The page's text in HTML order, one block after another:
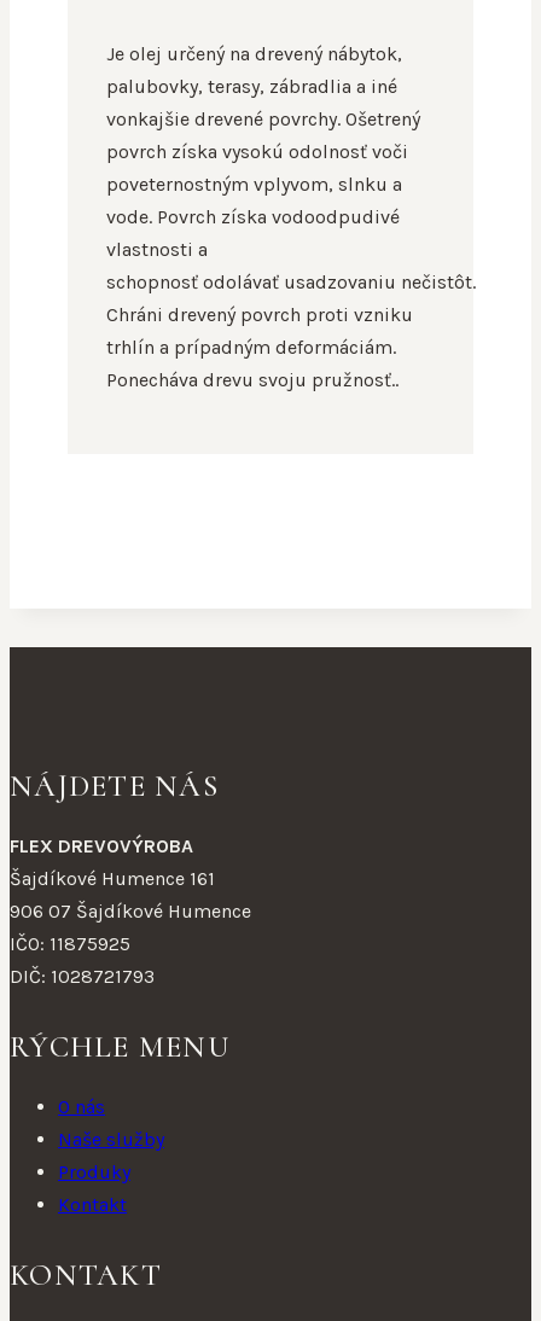
Je olej určený na drevený nábytok,
palubovky, terasy, zábradlia a iné
vonkajšie drevené povrchy. Ošetrený
povrch získa vysokú odolnosť voči
poveternostným vplyvom, slnku a
vode. Povrch získa vodoodpudivé
vlastnosti a
schopnosť odolávať usadzovaniu nečistôt.
Chráni drevený povrch proti vzniku
trhlín a prípadným deformáciám.
Ponecháva drevu svoju pružnosť..
NÁJDETE NÁS
FLEX DREVOVÝROBA
Šajdíkové Humence 161
906 07 Šajdíkové Humence
IČO: 11875925
DIČ: 1028721793
RÝCHLE MENU
O nás
Naše služby
Produky
Kontakt
KONTAKT